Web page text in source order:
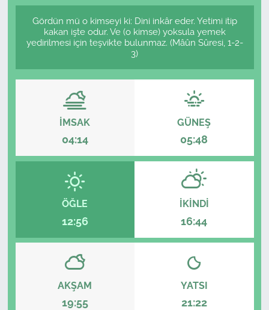
Gördün mü o kimseyi ki: Dini inkâr eder. Yetimi itip
kakan işte odur. Ve (o kimse) yoksula yemek
yedirilmesi için teşvikte bulunmaz. (Mâûn Sûresi, 1-2-
3)
İMSAK
04:14
GÜNEŞ
05:48
ÖĞLE
12:56
İKINDI
16:44
AKŞAM
19:55
YATSI
21:22